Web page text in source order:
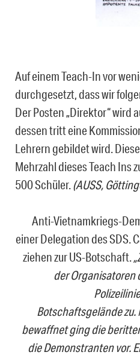
Auf einem Teach-In vor
durchgesetzt, dass wir
Der Posten „Direktor“ wird
dessen tritt eine
Lehrern gebildet wird.
Mehrzahl dieses Teach Ins
500 Schüler. (AUSS,
Anti-Vietnamkriegs-
einer Delegation des SDS.
ziehen zur US-Botschaft.
der Organisatoren
Botschaftsgelände
bewaffnet ging die
die Demonstranten vor.